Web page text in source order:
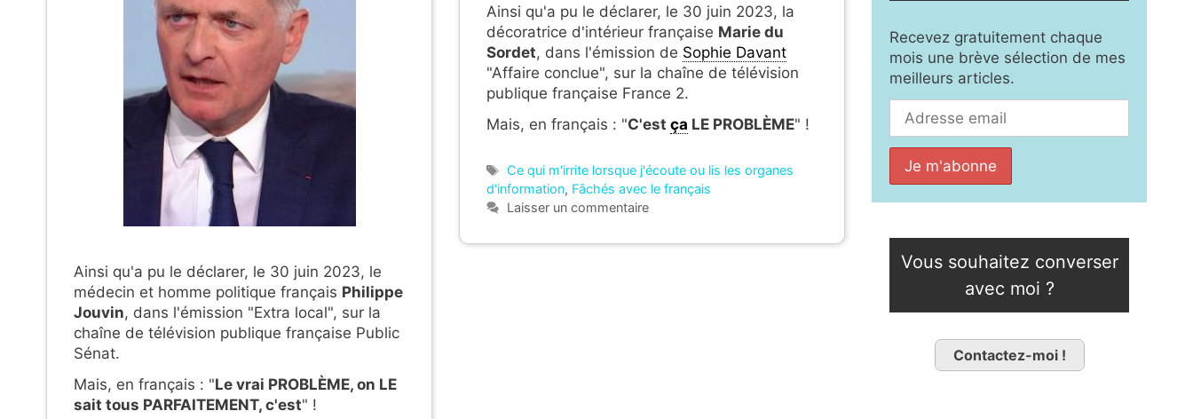
Ainsi qu'a pu le déclarer, le 30 juin 2023, la
décoratrice d'intérieur française Marie du
Sordet, dans l'émission de Sophie Davant
"Affaire conclue", sur la chaîne de télévision
publique française France 2.
Mais, en français : "C'est ça LE PROBLÈME" !
Étiquettes
Ce qui m'irrite lorsque j'écoute ou lis les organes
d'information, Fâchés avec le français
Laisser un commentaire
Ainsi qu'a pu le déclarer, le 30 juin 2023, le
médecin et homme politique français Philippe
Jouvin, dans l'émission "Extra local", sur la
chaîne de télévision publique française Public
Sénat.
Mais, en français : "Le vrai PROBLÈME, on LE
sait tous PARFAITEMENT, c'est" !
Recevez gratuitement chaque
mois une brève sélection de mes
meilleurs articles.
Vous souhaitez converser
avec moi ?
Contactez-moi !